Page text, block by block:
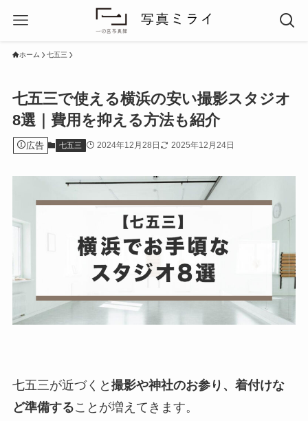
ホーム 七五三
七五三で使える横浜の安い撮影スタジオ
8選｜費用を抑える方法も紹介
広告 七五三 2024年12月28日 2025年12月24日
七五三が近づくと 撮影や神社のお参り、着付けな
ど準備することが増えてきます。